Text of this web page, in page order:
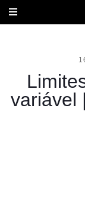
de variável na
variável